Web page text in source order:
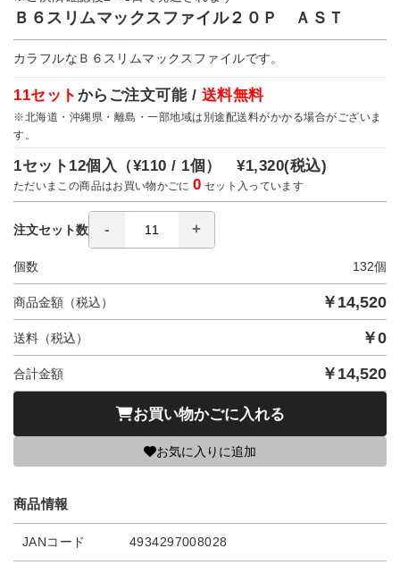
Ｂ６スリムマックスファイル２０Ｐ ＡＳＴ
カラフルなＢ６スリムマックスファイルです。
11セット からご注文可能 / 送料無料
※北海道・沖縄県・離島・一部地域は別途配送料がかかる場合がございま
す。
1セット12個入（¥110 / 1個）¥1,320(税込)
ただいまこの商品はお買い物かごに0 セット入っています
注文セット数
個数 132個
商品金額（税込） ￥ 14,520
送料（税込） ￥0
合計金額 ￥ 14,520
お買い物かごに入れる
お気に入りに追加
商品情報
JANコード 4934297008028